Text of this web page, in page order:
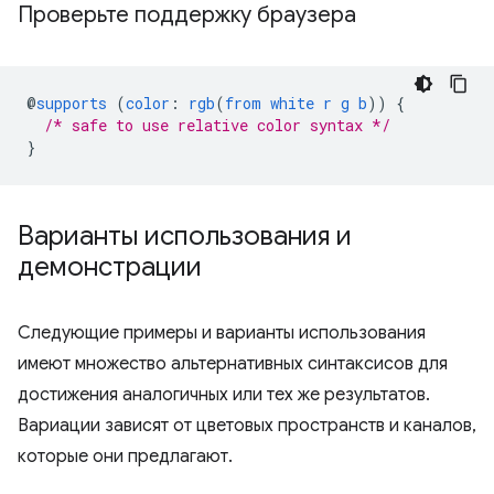
Проверьте поддержку браузера
@supports (color : rgb(from white r g b))
{
/* safe to use relative color syntax */
}
Варианты использования и
демонстрации
Следующие примеры и варианты использования
имеют множество альтернативных синтаксисов для
достижения аналогичных или тех же результатов.
Вариации зависят от цветовых пространств и каналов,
которые они предлагают.